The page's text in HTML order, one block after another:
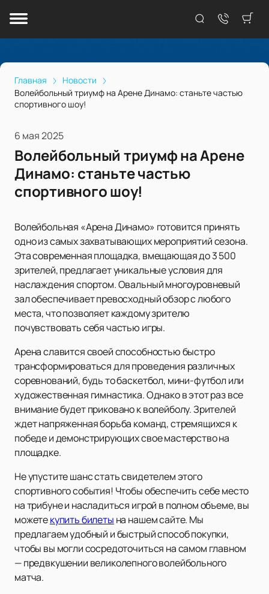
Главная
Новости
Волейбольный триумф на Арене Динамо: станьте частью
спортивного шоу!
6 мая 2025
Волейбольный триумф на Арене
Динамо: станьте частью
спортивного шоу!
Волейбольная «Арена Динамо» готовится принять
одно из самых захватывающих мероприятий сезона.
Эта современная площадка, вмещающая до 3 500
зрителей, предлагает уникальные условия для
наслаждения спортом. Овальный многоуровневый
зал обеспечивает превосходный обзор с любого
места, что позволяет каждому зрителю
почувствовать себя частью игры.
Арена славится своей способностью быстро
трансформироваться для проведения различных
соревнований, будь то баскетбол, мини-футбол или
художественная гимнастика. Однако в этот раз все
внимание будет приковано к волейболу. Зрителей
ждет напряженная борьба команд, стремящихся к
победе и демонстрирующих свое мастерство на
площадке.
Не упустите шанс стать свидетелем этого
спортивного события! Чтобы обеспечить себе место
на трибуне и насладиться игрой в полном объеме, вы
можетекупить билеты на нашем сайте. Мы
предлагаем удобный и быстрый способ покупки,
чтобы вы могли сосредоточиться на самом главном
— предвкушении великолепного волейбольного
матча.